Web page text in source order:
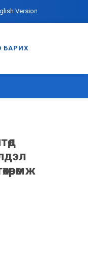
Version
БАРИХ